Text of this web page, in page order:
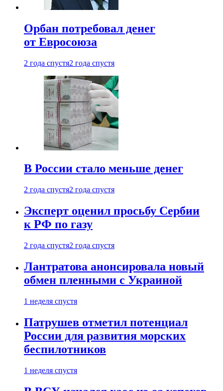
Орбан потребовал денег
от Евросоюза
2 года спустя2 года спустя
В России стало меньше денег
2 года спустя2 года спустя
Эксперт оценил просьбу Сербии
к РФ по газу
2 года спустя2 года спустя
Лантратова анонсировала новый
обмен пленными с Украиной
1 неделя спустя
Патрушев отметил потенциал
России для развития морских
беспилотников
1 неделя спустя